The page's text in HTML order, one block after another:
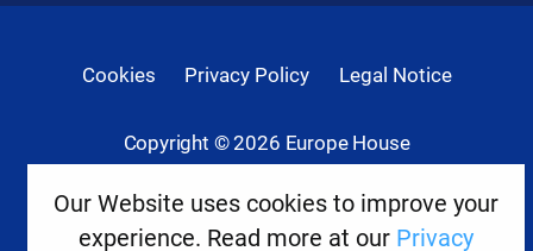
Copyright ©2026 Europe House
Cookies Privacy Policy Legal Notice
Developed
By
Digital
Our Website uses cookies to improve your
experience. Read more at our Privacy